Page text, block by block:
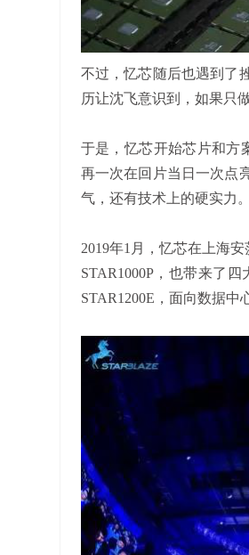
不过，忆芯随后也遇到了
历让沈飞意识到，如果只
于是，忆芯开始芯片和方
再一次在回片当日一次点
气，还有技术上的硬实力
2019年1月，忆芯在上海
STAR1000P，也带来了
STAR1200E，面向数据中